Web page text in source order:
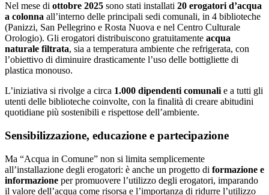
Nel mese di ottobre 2025 sono stati installati 20 erogatori d’acqua
a colonna all’interno delle principali sedi comunali, in 4 biblioteche
(Panizzi, San Pellegrino e Rosta Nuova e nel Centro Culturale
Orologio). Gli erogatori distribuiscono gratuitamente acqua
naturale filtrata, sia a temperatura ambiente che refrigerata, con
l’obiettivo di diminuire drasticamente l’uso delle bottigliette di
plastica monouso.
L’iniziativa si rivolge a circa 1.000 dipendenti comunali e a tutti gli
utenti delle biblioteche coinvolte, con la finalità di creare abitudini
quotidiane più sostenibili e rispettose dell’ambiente.
Sensibilizzazione, educazione e partecipazione
Ma “Acqua in Comune” non si limita semplicemente
all’installazione degli erogatori: è anche un progetto di formazione e
informazione per promuovere l’utilizzo degli erogatori, imparando
il valore dell’acqua come risorsa e l’importanza di ridurre l’utilizzo